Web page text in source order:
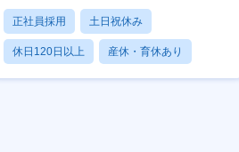
正社員採用 土日祝休み
休日120日以上 産休・育休あり
賞与あり